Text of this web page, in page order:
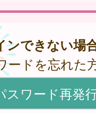
ンできない場
ードを忘れた
スワード再発